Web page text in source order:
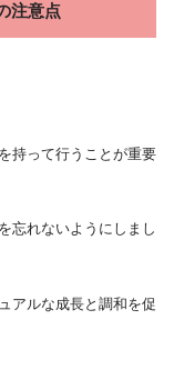
注意点
持って行うことが重要
忘れないようにしまし
アルな成長と調和を促